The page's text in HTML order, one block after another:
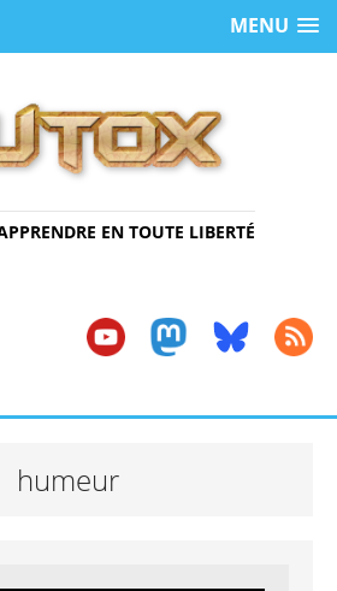
MENU
EN TOUTE LIBERTÉ
humeur